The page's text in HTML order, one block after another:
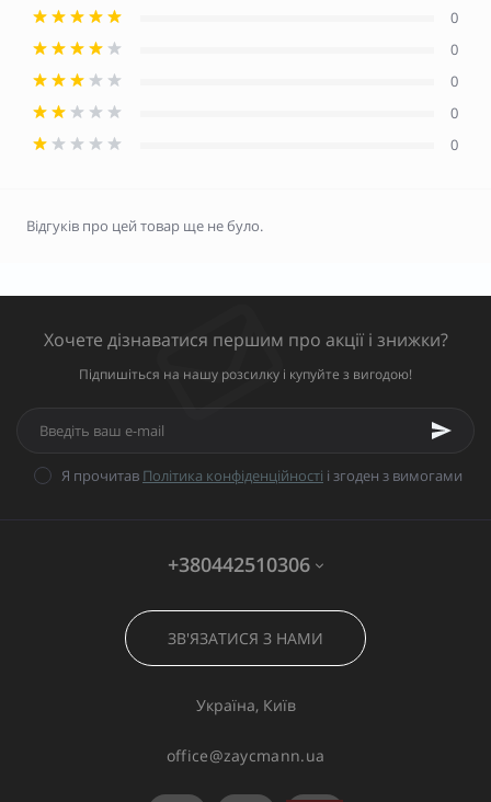
0
0
0
0
0
Відгуків про цей товар ще не було.
Хочете дізнаватися першим про акції і знижки?
Підпишіться на нашу розсилку і купуйте з вигодою!
Я прочитав Політика конфіденційності і згоден з вимогами
+380442510306
ЗВ'ЯЗАТИСЯ З НАМИ
Україна, Київ
office@zaycmann.ua